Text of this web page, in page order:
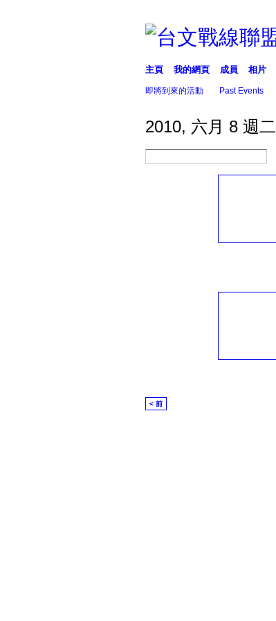
主頁 我的網頁 成員 相片
即將到來的活動 Past Events
2010, 六月 8 週二
< 前